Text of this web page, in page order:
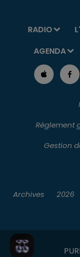
RADIO
AGENDA
Règlement
Gestion
Archives 2026